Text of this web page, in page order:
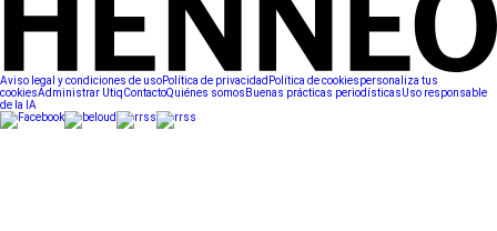
Aviso legal y condiciones de usoPolítica de privacidad Política de cookiespersonaliza tus
cookiesAdministrar UtiqContactoQuiénes somos Buenas prácticas periodísticasUso responsable
de la IA